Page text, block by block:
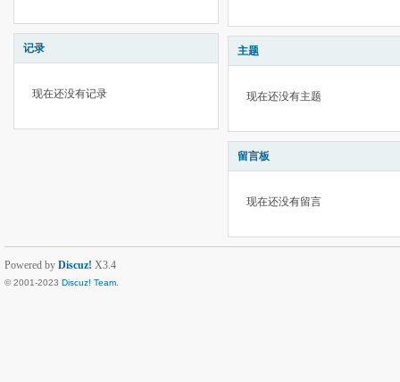
记录
现在还没有记录
主题
现在还没有主题
留言板
现在还没有留言
Powered by Discuz! X3.4
© 2001-2023 Discuz! Team